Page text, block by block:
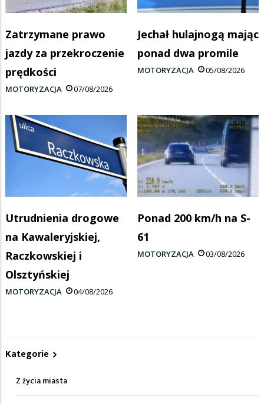
Zatrzymane prawo
jazdy za przekroczenie
prędkości
MOTORYZACJA 07/08/2026
Jechał hulajnogą mając
ponad dwa promile
MOTORYZACJA 05/08/2026
Utrudnienia drogowe
na Kawaleryjskiej,
Raczkowskiej i
Olsztyńskiej
MOTORYZACJA 04/08/2026
Ponad 200 km/h na S-
61
MOTORYZACJA 03/08/2026
Kategorie
Z życia miasta